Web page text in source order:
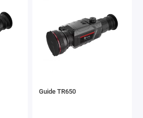
Guide TR650